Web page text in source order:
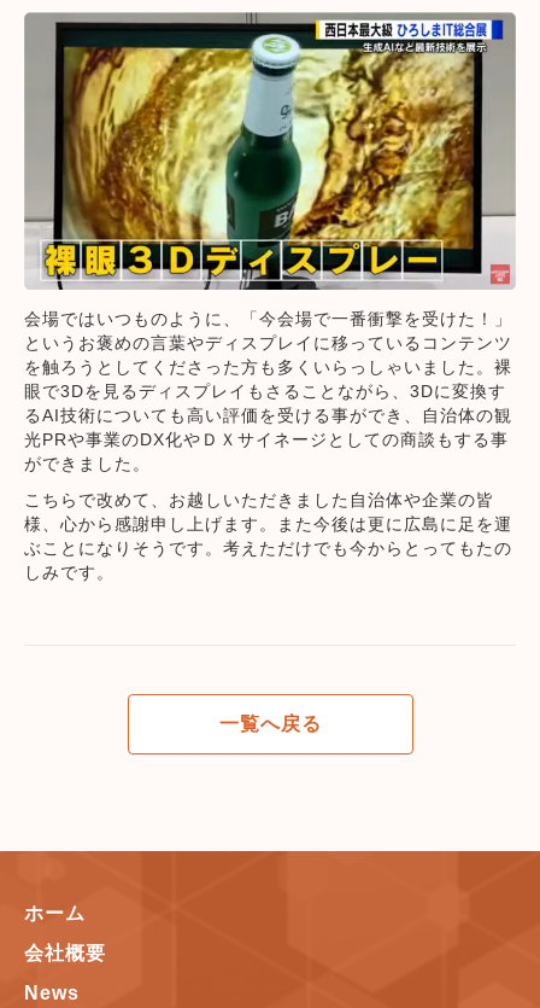
会場ではいつものように、「今会場で一番衝撃を受けた！」
というお褒めの言葉やディスプレイに移っているコンテンツ
を触ろうとしてくださった方も多くいらっしゃいました。裸
眼で3Dを見るディスプレイもさることながら、3Dに変換す
るAI技術についても高い評価を受ける事ができ、自治体の観
光PRや事業のDX化やＤＸサイネージとしての商談もする事
ができました。
こちらで改めて、お越しいただきました自治体や企業の皆
様、心から感謝申し上げます。また今後は更に広島に足を運
ぶことになりそうです。考えただけでも今からとってもたの
しみです。
一覧へ戻る
ホーム
会社概要
News